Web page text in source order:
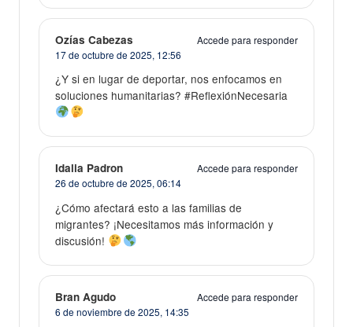
Ozías Cabezas
Accede para responder
17 de octubre de 2025, 12:56
¿Y si en lugar de deportar, nos enfocamos en
soluciones humanitarias? #ReflexiónNecesaria
Idalia Padron
Accede para responder
26 de octubre de 2025, 06:14
¿Cómo afectará esto a las familias de
migrantes? ¡Necesitamos más información y
discusión!
Bran Agudo
Accede para responder
6 de noviembre de 2025, 14:35